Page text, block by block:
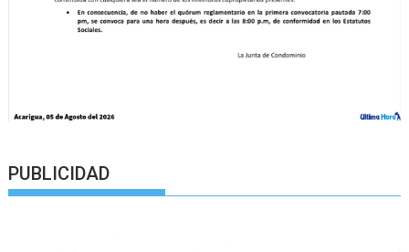
PUBLICIDAD